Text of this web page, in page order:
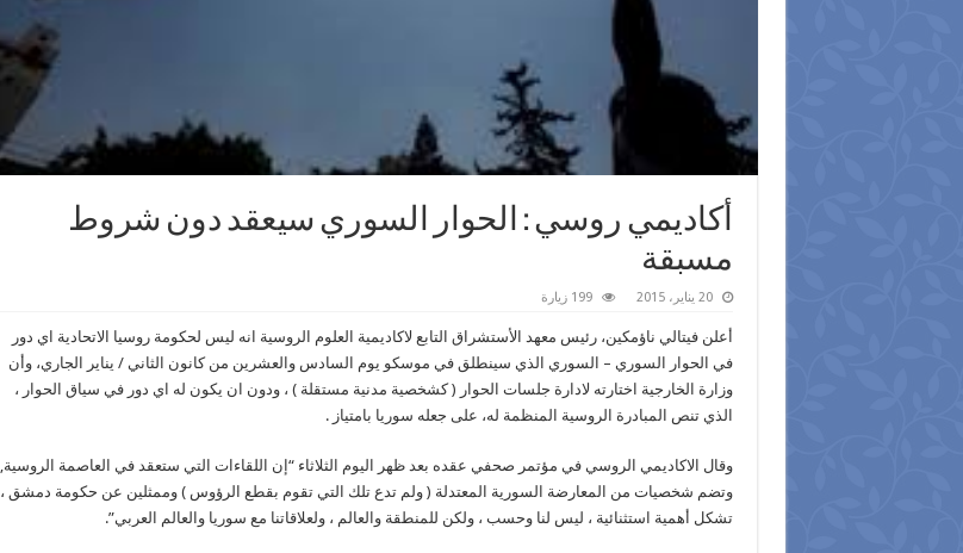
أكاديمي روسي : الحوار السوري سيعقد دون شروط
مسبقة
20 يناير، 2015 199 زيارة
أعلن فيتالي ناؤمكين، رئيس معهد الأستشراق التابع لاكاديمية العلوم الروسية انه ليس لحكومة روسيا الاتحادية اي دور
في الحوار السوري – السوري الذي سينطلق في موسكو يوم السادس والعشرين من كانون الثاني / يناير الجاري، وأن
وزارة الخارجية اختارته لادارة جلسات الحوار ( كشخصية مدنية مستقلة ) ، ودون ان يكون له اي دور في سياق الحوار ،
الذي تنص المبادرة الروسية المنظمة له، على جعله سوريا بامتياز .
وقال الاكاديمي الروسي في مؤتمر صحفي عقده بعد ظهر اليوم الثلاثاء “إن اللقاءات التي ستعقد في العاصمة الروسية,
وتضم شخصيات من المعارضة السورية المعتدلة ( ولم تدع تلك التي تقوم بقطع الرؤوس ) وممثلين عن حكومة دمشق ،
تشكل أهمية استثنائية ، ليس لنا وحسب ، ولكن للمنطقة والعالم ، ولعلاقاتنا مع سوريا والعالم العربي”.